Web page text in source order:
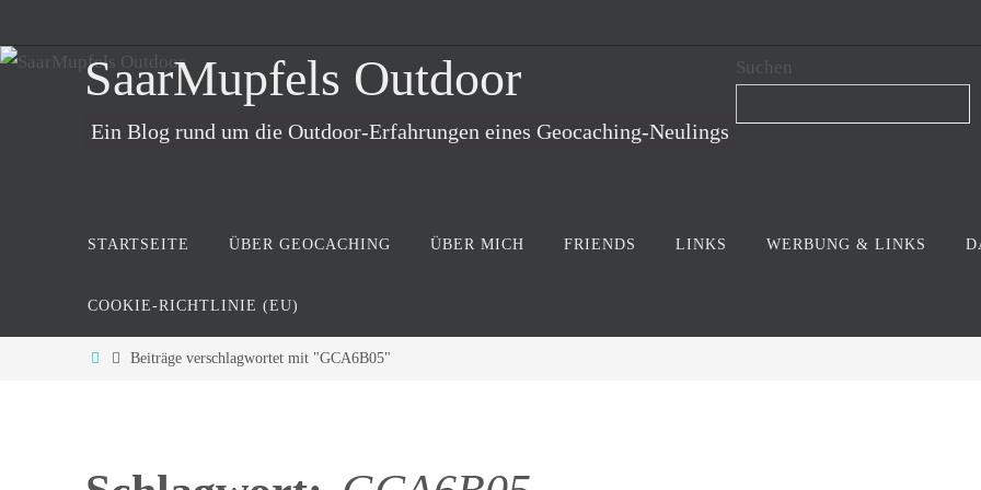
Inhalt
SaarMupfels Outdoor
Ein Blog rund um die Outdoor-Erfahrungen eines Geocaching-Neulings
Suchen
STARTSEITE ÜBER GEOCACHING ÜBER MICH FRIENDS LINKS WERBUNG & LINKS
COOKIE-RICHTLINIE (EU)
StartBeiträge verschlagwortet mit "GCA6B05"